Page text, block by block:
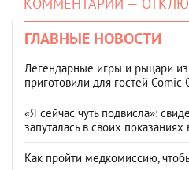
ГЛАВНЫЕ НОВОСТИ
Легендарные игры и рыцари из
приготовили для гостей Comic
«Я сейчас чуть подвисла»:
запуталась в своих показаниях
Как пройти медкомиссию,